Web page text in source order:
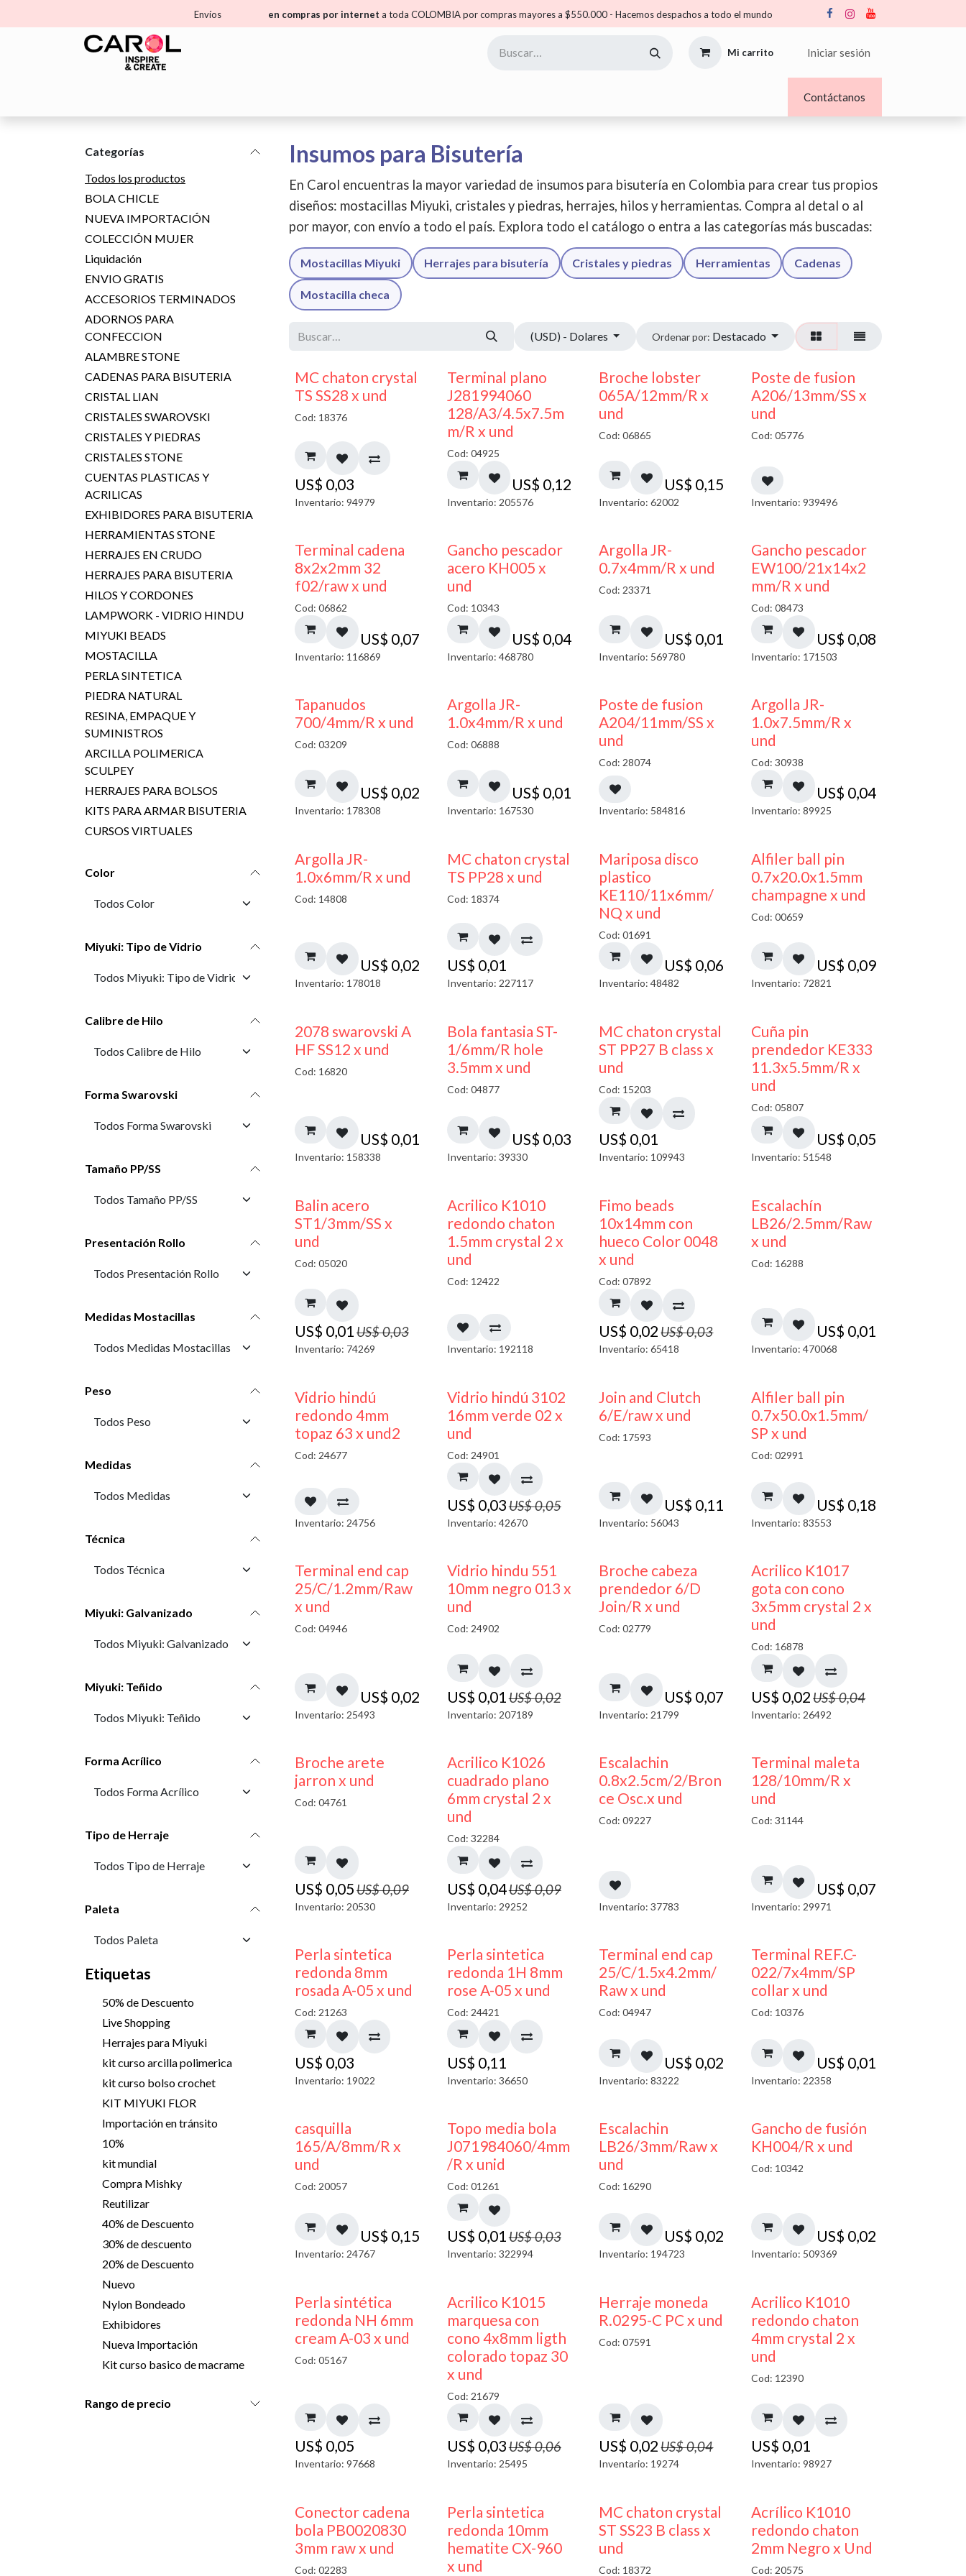
Envíos en compras por internet a toda COLOMBIA por compras mayores a $550.000 - Hacemos despachos a todo el mundo
Mi carrito Iniciar sesión
Contáctanos
Categorías
Todos los productos
BOLA CHICLE
NUEVA IMPORTACIÓN
COLECCIÓN MUJER
Liquidación
ENVIO GRATIS
ACCESORIOS TERMINADOS
ADORNOS PARA
CONFECCION
ALAMBRE STONE
CADENAS PARA BISUTERIA
CRISTAL LIAN
CRISTALES SWAROVSKI
CRISTALES Y PIEDRAS
CRISTALES STONE
CUENTAS PLASTICAS Y
ACRILICAS
EXHIBIDORES PARA BISUTERIA
HERRAMIENTAS STONE
HERRAJES EN CRUDO
HERRAJES PARA BISUTERIA
HILOS Y CORDONES
LAMPWORK - VIDRIO HINDU
MIYUKI BEADS
MOSTACILLA
PERLA SINTETICA
PIEDRA NATURAL
RESINA, EMPAQUE Y
SUMINISTROS
ARCILLA POLIMERICA
SCULPEY
HERRAJES PARA BOLSOS
KITS PARA ARMAR BISUTERIA
CURSOS VIRTUALES
Color
Miyuki: Tipo de Vidrio
Calibre de Hilo
Forma Swarovski
Tamaño PP/SS
Presentación Rollo
Medidas Mostacillas
Peso
Medidas
Técnica
Miyuki: Galvanizado
Miyuki: Teñido
Forma Acrílico
Tipo de Herraje
Paleta
Etiquetas
50% de Descuento
Live Shopping
Herrajes para Miyuki
kit curso arcilla polimerica
kit curso bolso crochet
KIT MIYUKI FLOR
Importación en tránsito
10%
kit mundial
Compra Mishky
Reutilizar
40% de Descuento
30% de descuento
20% de Descuento
Nuevo
Nylon Bondeado
Exhibidores
Nueva Importación
Kit curso basico de macrame
Rango de precio
Insumos para Bisutería
En Carol encuentras la mayor variedad de insumos para bisutería en Colombia para crear tus propios
diseños: mostacillas Miyuki, cristales y piedras, herrajes, hilos y herramientas. Compra al detal o al
por mayor, con envío a todo el país. Explora todo el catálogo o entra a las categorías más buscadas:
Mostacillas Miyuki Herrajes para bisutería Cristales y piedras Herramientas Cadenas
Mostacilla checa
(USD) - Dolares Ordenar por: Destacado
MC chaton crystal
TS SS28 x und
Cod: 18376
US$ 0,03
Inventario: 94979
Terminal plano
J281994060
128/A3/4.5x7.5m
m/R x und
Cod: 04925
US$ 0,12
Inventario: 205576
Broche lobster
065A/12mm/R x
und
Cod: 06865
US$ 0,15
Inventario: 62002
Poste de fusion
A206/13mm/SS x
und
Cod: 05776
Inventario: 939496
Terminal cadena
8x2x2mm 32
f02/raw x und
Cod: 06862
US$ 0,07
Inventario: 116869
Gancho pescador
acero KH005 x
und
Cod: 10343
US$ 0,04
Inventario: 468780
Argolla JR-
0.7x4mm/R x und
Cod: 23371
US$ 0,01
Inventario: 569780
Gancho pescador
EW100/21x14x2
mm/R x und
Cod: 08473
US$ 0,08
Inventario: 171503
Tapanudos
700/4mm/R x und
Cod: 03209
US$ 0,02
Inventario: 178308
Argolla JR-
1.0x4mm/R x und
Cod: 06888
US$ 0,01
Inventario: 167530
Poste de fusion
A204/11mm/SS x
und
Cod: 28074
Inventario: 584816
Argolla JR-
1.0x7.5mm/R x
und
Cod: 30938
US$ 0,04
Inventario: 89925
Argolla JR-
1.0x6mm/R x und
Cod: 14808
US$ 0,02
Inventario: 178018
MC chaton crystal
TS PP28 x und
Cod: 18374
US$ 0,01
Inventario: 227117
Mariposa disco
plastico
KE110/11x6mm/
NQ x und
Cod: 01691
US$ 0,06
Inventario: 48482
Alfiler ball pin
0.7x20.0x1.5mm
champagne x und
Cod: 00659
US$ 0,09
Inventario: 72821
2078 swarovski A
HF SS12 x und
Cod: 16820
US$ 0,01
Inventario: 158338
Bola fantasia ST-
1/6mm/R hole
3.5mm x und
Cod: 04877
US$ 0,03
Inventario: 39330
MC chaton crystal
ST PP27 B class x
und
Cod: 15203
US$ 0,01
Inventario: 109943
Cuña pin
prendedor KE333
11.3x5.5mm/R x
und
Cod: 05807
US$ 0,05
Inventario: 51548
50% DESCUENTO
Balin acero
ST1/3mm/SS x
und
Cod: 05020
US$ 0,01US$0,03
Inventario: 74269
50% DESCUENTO
Acrilico K1010
redondo chaton
1.5mm crystal 2 x
und
Cod: 12422
Inventario: 192118
50% DESCUENTO
Fimo beads
10x14mm con
hueco Color 0048
x und
Cod: 07892
US$ 0,02 US$0,03
Inventario: 65418
Escalachín
LB26/2.5mm/Raw
x und
Cod: 16288
US$ 0,01
Inventario: 470068
40% DESCUENTO
Vidrio hindú
redondo 4mm
topaz 63 x und2
Cod: 24677
Inventario: 24756
40% DESCUENTO
Vidrio hindú 3102
16mm verde 02 x
und
Cod: 24901
US$ 0,03US$0,05
Inventario: 42670
Join and Clutch
6/E/raw x und
Cod: 17593
US$ 0,11
Inventario: 56043
Alfiler ball pin
0.7x50.0x1.5mm/
SP x und
Cod: 02991
US$ 0,18
Inventario: 83553
Terminal end cap
25/C/1.2mm/Raw
x und
Cod: 04946
US$ 0,02
Inventario: 25493
40% DESCUENTO
Vidrio hindu 551
10mm negro 013 x
und
Cod: 24902
US$ 0,01 US$0,02
Inventario: 207189
Broche cabeza
prendedor 6/D
Join/R x und
Cod: 02779
US$ 0,07
Inventario: 21799
50% DESCUENTO
Acrilico K1017
gota con cono
3x5mm crystal 2 x
und
Cod: 16878
US$ 0,02US$0,04
Inventario: 26492
50% DESCUENTO
Broche arete
jarron x und
Cod: 04761
US$ 0,05US$0,09
Inventario: 20530
50% DESCUENTO
Acrilico K1026
cuadrado plano
6mm crystal 2 x
und
Cod: 32284
US$ 0,04US$0,09
Inventario: 29252
Escalachin
0.8x2.5cm/2/Bron
ce Osc.x und
Cod: 09227
Inventario: 37783
Terminal maleta
128/10mm/R x
und
Cod: 31144
US$ 0,07
Inventario: 29971
Perla sintetica
redonda 8mm
rosada A-05 x und
Cod: 21263
US$ 0,03
Inventario: 19022
Perla sintetica
redonda 1H 8mm
rose A-05 x und
Cod: 24421
US$ 0,11
Inventario: 36650
Terminal end cap
25/C/1.5x4.2mm/
Raw x und
Cod: 04947
US$ 0,02
Inventario: 83222
Terminal REF.C-
022/7x4mm/SP
collar x und
Cod: 10376
US$ 0,01
Inventario: 22358
casquilla
165/A/8mm/R x
und
Cod: 20057
US$ 0,15
Inventario: 24767
50% DESCUENTO
Topo media bola
J071984060/4mm
/R x unid
Cod: 01261
US$ 0,01US$0,03
Inventario: 322994
Escalachin
LB26/3mm/Raw x
und
Cod: 16290
US$ 0,02
Inventario: 194723
Gancho de fusión
KH004/R x und
Cod: 10342
US$ 0,02
Inventario: 509369
Perla sintética
redonda NH 6mm
cream A-03 x und
Cod: 05167
US$ 0,05
Inventario: 97668
50% DESCUENTO
Acrilico K1015
marquesa con
cono 4x8mm ligth
colorado topaz 30
x und
Cod: 21679
US$ 0,03US$0,06
Inventario: 25495
50% DESCUENTO
Herraje moneda
R.0295-C PC x und
Cod: 07591
US$ 0,02 US$0,04
Inventario: 19274
50% DESCUENTO
Acrilico K1010
redondo chaton
4mm crystal 2 x
und
Cod: 12390
US$ 0,01
Inventario: 98927
Conector cadena
bola PB0020830
3mm raw x und
Cod: 02283
Perla sintetica
redonda 10mm
hematite CX-960
x und
MC chaton crystal
ST SS23 B class x
und
Cod: 18372 50% DESCUENTO
Acrílico K1010
redondo chaton
2mm Negro x Und
Cod: 20575